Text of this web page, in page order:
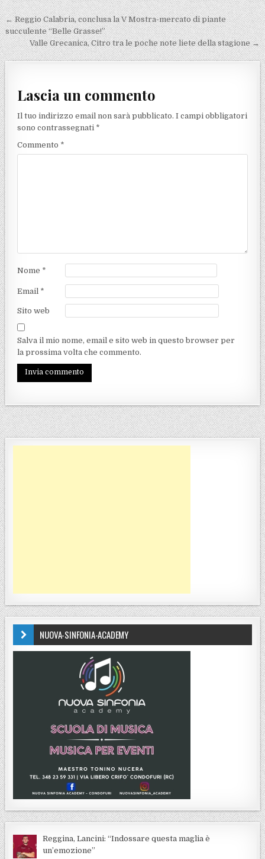
Navigazione articoli
← Reggio Calabria, conclusa la V Mostra-mercato di piante
succulente “Belle Grasse!”
Valle Grecanica, Citro tra le poche note liete della stagione →
Lascia un commento
Il tuo indirizzo email non sarà pubblicato. I campi obbligatori
sono contrassegnati *
Commento *
Nome *
Email *
Sito web
Salva il mio nome, email e sito web in questo browser per
la prossima volta che commento.
NUOVA-SINFONIA-ACADEMY
Reggina, Lancini: “Indossare questa maglia è
un’emozione”